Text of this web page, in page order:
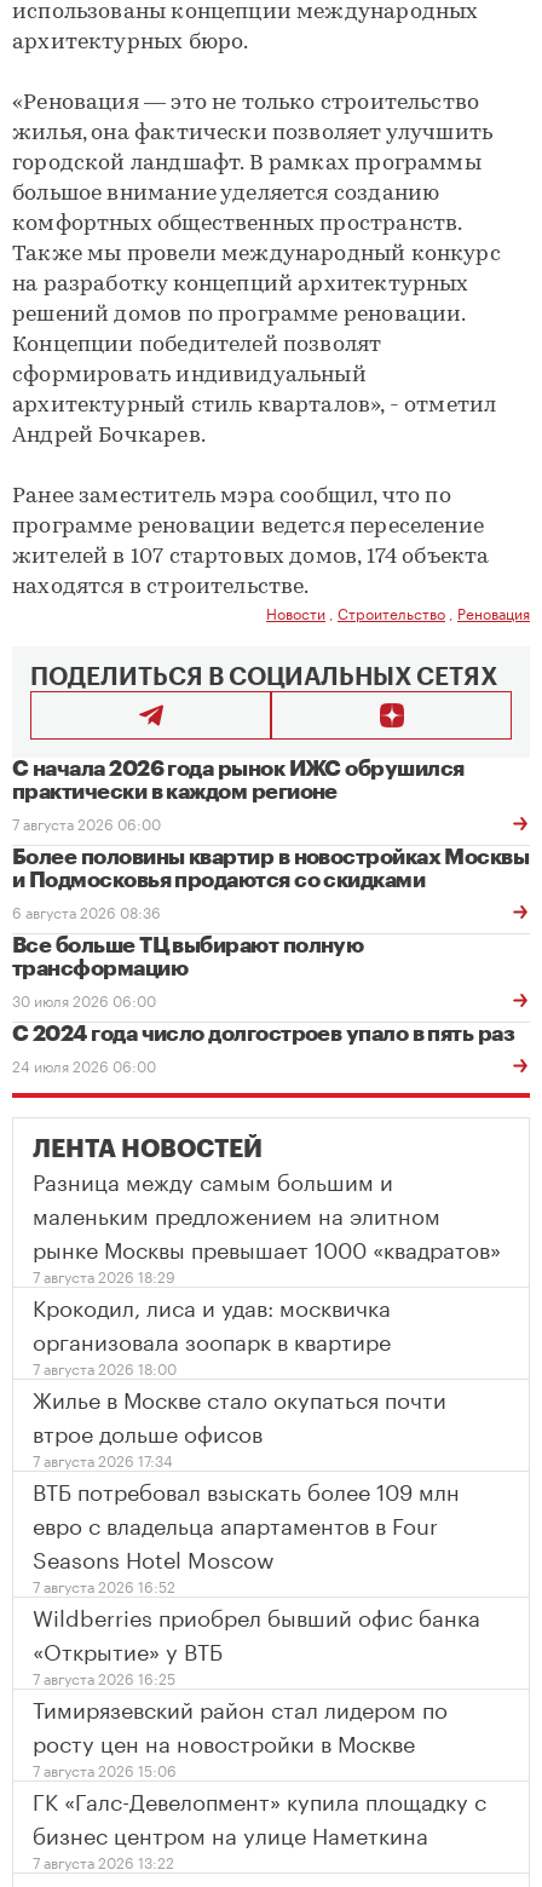
использованы концепции международных
архитектурных бюро.
«Реновация — это не только строительство
жилья, она фактически позволяет улучшить
городской ландшафт. В рамках программы
большое внимание уделяется созданию
комфортных общественных пространств.
Также мы провели международный конкурс
на разработку концепций архитектурных
решений домов по программе реновации.
Концепции победителей позволят
сформировать индивидуальный
архитектурный стиль кварталов», - отметил
Андрей Бочкарев.
Ранее заместитель мэра сообщил, что по
программе реновации ведется переселение
жителей в 107 стартовых домов, 174 объекта
находятся в строительстве.
Новости Строительство Реновация
ПОДЕЛИТЬСЯ В СОЦИАЛЬНЫХ СЕТЯХ
С начала 2026 года рынок ИЖС обрушился
практически в каждом регионе
7 августа 2026 06:00
Более половины квартир в новостройках Москвы
и Подмосковья продаются со скидками
6 августа 2026 08:36
Все больше ТЦ выбирают полную
трансформацию
30 июля 2026 06:00
С 2024 года число долгостроев упало в пять раз
24 июля 2026 06:00
ЛЕНТА НОВОСТЕЙ
Разница между самым большим и
маленьким предложением на элитном
рынке Москвы превышает 1000 «квадратов»
7 августа 2026 18:29
Крокодил, лиса и удав: москвичка
организовала зоопарк в квартире
7 августа 2026 18:00
Жилье в Москве стало окупаться почти
втрое дольше офисов
7 августа 2026 17:34
ВТБ потребовал взыскать более 109 млн
евро с владельца апартаментов в Four
Seasons Hotel Moscow
7 августа 2026 16:52
Wildberries приобрел бывший офис банка
«Открытие» у ВТБ
7 августа 2026 16:25
Тимирязевский район стал лидером по
росту цен на новостройки в Москве
7 августа 2026 15:06
ГК «Галс-Девелопмент» купила площадку с
бизнес центром на улице Наметкина
7 августа 2026 13:22